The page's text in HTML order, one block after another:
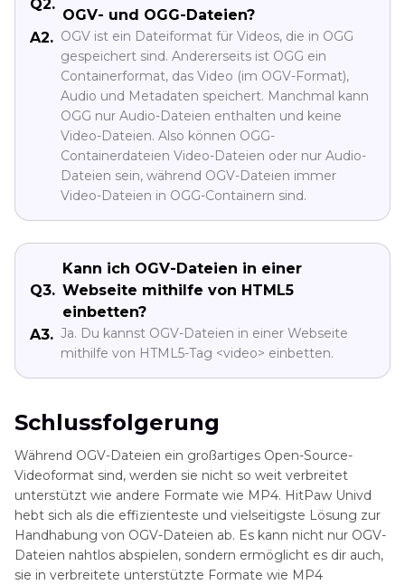
Q2.
OGV- und OGG-Dateien?
A2. OGV ist ein Dateiformat für Videos, die in OGG
gespeichert sind. Andererseits ist OGG ein
Containerformat, das Video (im OGV-Format),
Audio und Metadaten speichert. Manchmal kann
OGG nur Audio-Dateien enthalten und keine
Video-Dateien. Also können OGG-
Containerdateien Video-Dateien oder nur Audio-
Dateien sein, während OGV-Dateien immer
Video-Dateien in OGG-Containern sind.
Q3.
Kann ich OGV-Dateien in einer
Webseite mithilfe von HTML5
einbetten?
A3. Ja. Du kannst OGV-Dateien in einer Webseite
mithilfe von HTML5-Tag <video> einbetten.
Schlussfolgerung
Während OGV-Dateien ein großartiges Open-Source-
Videoformat sind, werden sie nicht so weit verbreitet
unterstützt wie andere Formate wie MP4. HitPaw Univd
hebt sich als die effizienteste und vielseitigste Lösung zur
Handhabung von OGV-Dateien ab. Es kann nicht nur OGV-
Dateien nahtlos abspielen, sondern ermöglicht es dir auch,
sie in verbreitete unterstützte Formate wie MP4